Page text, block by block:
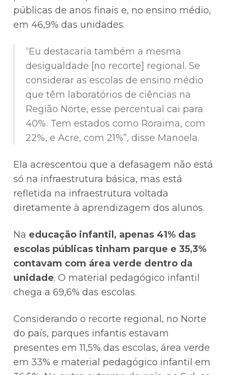
públicas de anos finais e, no ensino médio,
em 46,9% das unidades.
“Eu destacaria também a mesma
desigualdade [no recorte] regional. Se
considerar as escolas de ensino médio
que têm laboratórios de ciências na
Região Norte, esse percentual cai para
40%. Tem estados como Roraima, com
22%, e Acre, com 21%”, disse Manoela.
Ela acrescentou que a defasagem não está
só na infraestrutura básica, mas está
refletida na infraestrutura voltada
diretamente à aprendizagem dos alunos.
Na educação infantil, apenas 41% das
escolas públicas tinham parque e 35,3%
contavam com área verde dentro da
unidade. O material pedagógico infantil
chega a 69,6% das escolas.
Considerando o recorte regional, no Norte
do país, parques infantis estavam
presentes em 11,5% das escolas, área verde
em 33% e material pedagógico infantil em